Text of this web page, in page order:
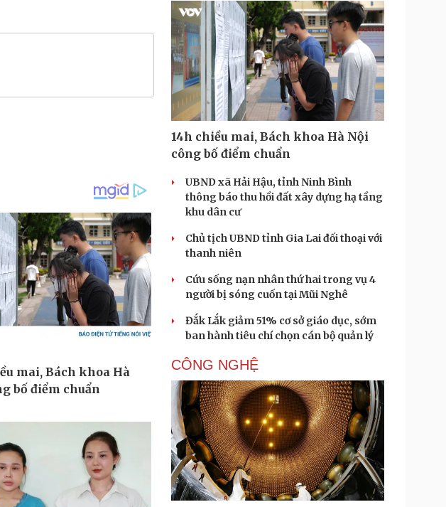
14h chiều mai, Bách khoa Hà Nội
công bố điểm chuẩn
UBND xã Hải Hậu, tỉnh Ninh Bình
thông báo thu hồi đất xây dựng hạ tầng
khu dân cư
Chủ tịch UBND tỉnh Gia Lai đối thoại với
thanh niên
Cứu sống nạn nhân thứ hai trong vụ 4
người bị sóng cuốn tại Mũi Nghê
Đắk Lắk giảm 51% cơ sở giáo dục, sớm
ban hành tiêu chí chọn cán bộ quản lý
CÔNG NGHỆ